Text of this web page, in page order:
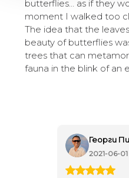
butterflies… as if they
moment I walked too
The idea that the
beauty of butterflies
trees that can
fauna in the blink of an
Георги
2021-06-01